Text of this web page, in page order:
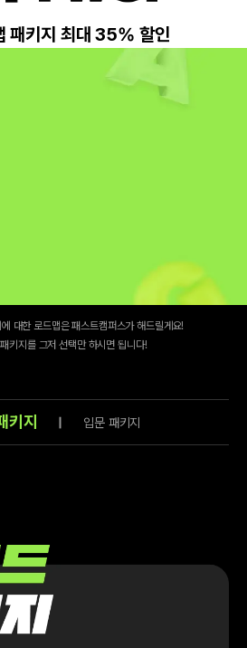
패키지 최대 35% 할인
키지로 따라만 오세요!
대한 로드맵은 패스트캠퍼스가 해드릴게요!
키지를 그저 선택만 하시면 됩니다!
키지 입문 패키지